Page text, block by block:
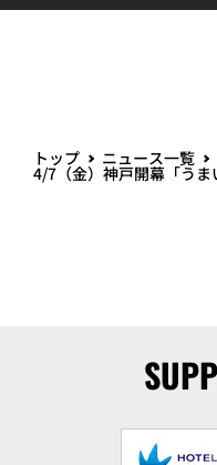
トップ ニュース一覧
4/7（金）神戸開幕「うま